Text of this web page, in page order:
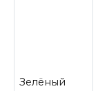
Зелёный